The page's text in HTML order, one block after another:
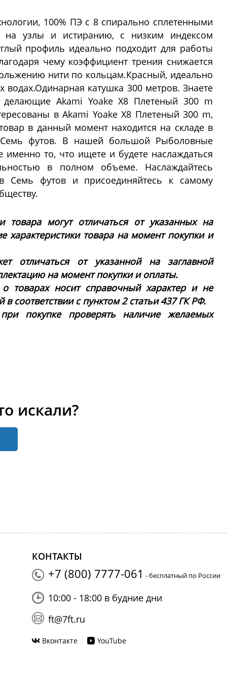
100% ПЭ с 8 спирально сплетенными
на узлы и истиранию, с низким индексом
профиль идеально подходит для работы
чему коэффициент трения снижается
нити по кольцам.Красный, идеально
водах.Одинарная катушка 300 метров. Знаете
делающие Akami Yoake X8 Плетеный 300 m
в Akami Yoake X8 Плетеный 300 m,
в данный момент находится на складе в
Семь футов. В нашей большой Рыболовные
именно то, что ищете и будете наслаждаться
в полном объеме. Наслаждайтесь
Семь футов и присоединяйтесь к самому
товара могут отличаться от указанных на
характеристики товара на момент покупки и
отличаться от указанной на заглавной
на момент покупки и оплаты.
товарах носит справочный характер и не
соответствии с пунктом 2 статьи 437 ГК РФ.
покупке проверять наличие желаемых
искали?
КОНТАКТЫ
+7 (800) 7777-061 - бесплатный по России
10:00 - 18:00 в будние дни
ft@7ft.ru
Вконтакте YouTube